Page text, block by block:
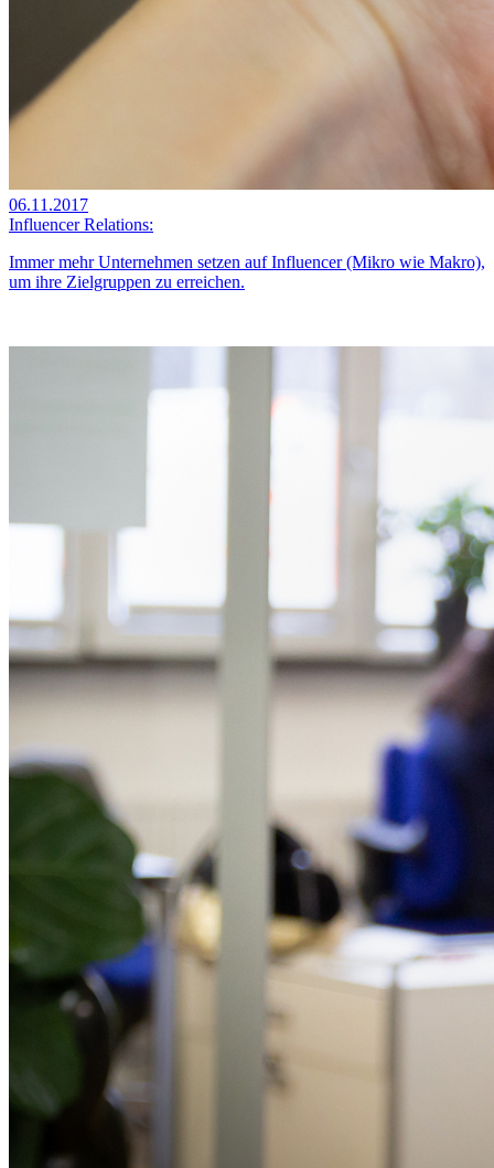
06.11.2017
Influencer Relations:
Immer mehr Unternehmen setzen auf Influencer (Mikro wie Makro),
um ihre Zielgruppen zu erreichen.